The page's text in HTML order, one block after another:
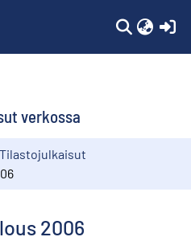
verkossa
Tilastojulkaisut
2006